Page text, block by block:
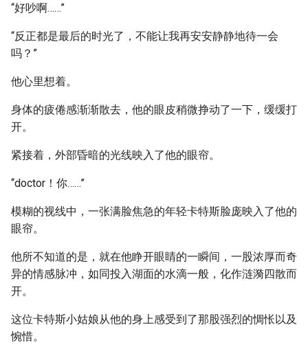
“好吵啊……”
“反正都是最后的时光了，不能让我再安安静静地待一会
吗？”
他心里想着。
身体的疲倦感渐渐散去，他的眼皮稍微挣动了一下，缓缓打
开。
紧接着，外部昏暗的光线映入了他的眼帘。
“doctor！你……”
模糊的视线中，一张满脸焦急的年轻卡特斯脸庞映入了他的
眼帘。
他所不知道的是，就在他睁开眼睛的一瞬间，一股浓厚而奇
异的情感脉冲，如同投入湖面的水滴一般，化作涟漪四散而
开。
这位卡特斯小姑娘从他的身上感受到了那股强烈的惆怅以及
惋惜。